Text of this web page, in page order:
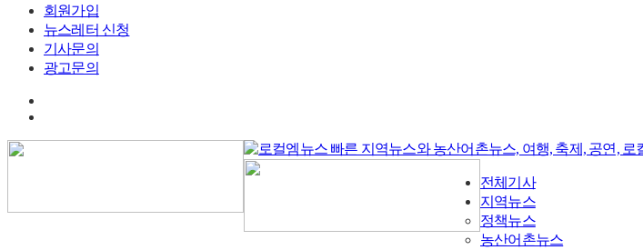
회원가입
뉴스레터 신청
기사문의
광고문의
전체기사
지역뉴스
정책뉴스
농산어촌뉴스